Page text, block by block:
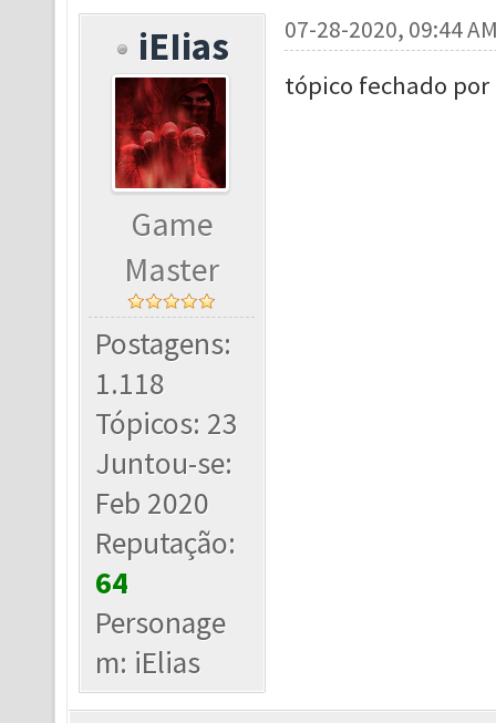
iEIias
Game
Master
Postagens:
1.118
Tópicos: 23
Juntou-se:
Feb 2020
Reputação:
64
Personage
m: iElias
07-28-2020, 09:44
tópico fechado